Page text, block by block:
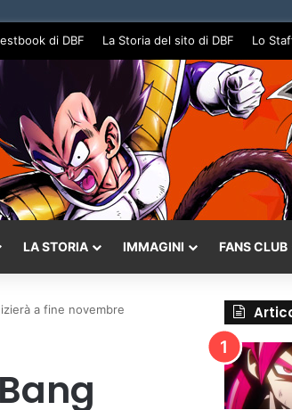
di DBF La Storia del sito di DBF Lo
LA STORIA IMMAGINI FANS CLUB
a fine novembre